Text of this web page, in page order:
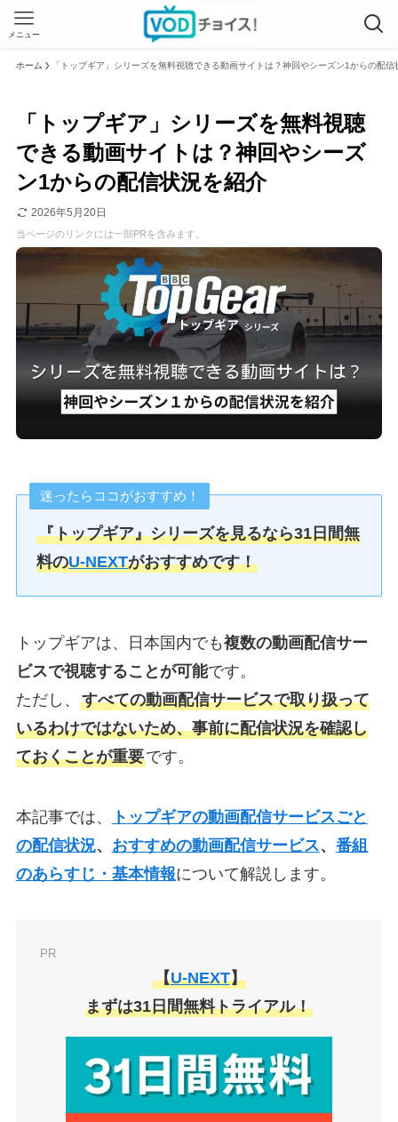
メニュー
ホーム 「トップギア」シリーズを無料視聴できる動画サイトは？神回やシーズン1からの配信
「トップギア」シリーズを無料視聴
できる動画サイトは？神回やシーズ
ン1からの配信状況を紹介
2026年5月20日
当ページのリンクには一部PRを含みます。
迷ったらココがおすすめ！
『トップギア』シリーズを見るなら31日間無
料のU-NEXTがおすすめです！
トップギアは、日本国内でも複数の動画配信サー
ビスで視聴することが可能です。
ただし、 すべての動画配信サービスで取り扱って
いるわけではないため、事前に配信状況を確認し
ておくことが重要です。
本記事では、
トップギアの動画配信サービスごと
の配信状況、 おすすめの動画配信サービス、 番組
のあらすじ・基本情報について解説します。
PR
【U-NEXT】
まずは31日間無料トライアル！